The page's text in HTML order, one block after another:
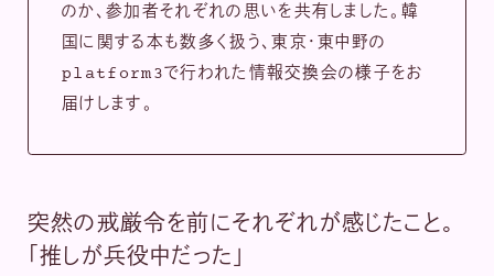
のか、参加者それぞれの思いを共有しました。韓
国に関する本も数多く扱う、東京・東中野の
platform3で行われた情報交換会の様子をお
届けします。
突然の戒厳令を前にそれぞれが感じたこと。
「推しが兵役中だった」